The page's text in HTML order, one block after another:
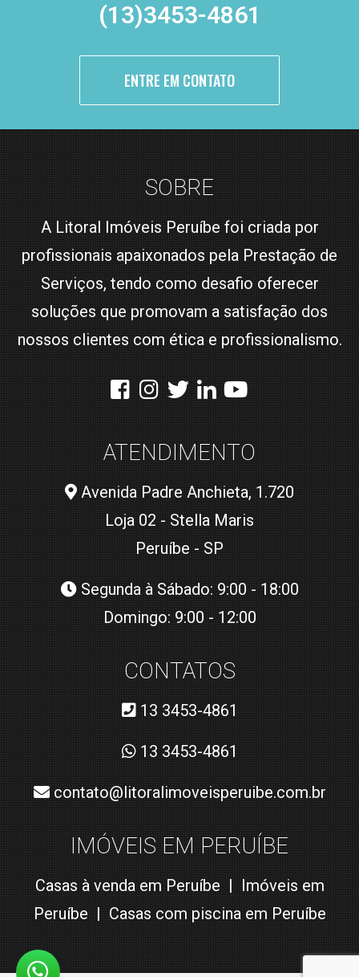
(13)3453-4861
ENTRE EM CONTATO
SOBRE
A Litoral Imóveis Peruíbe foi criada por
profissionais apaixonados pela Prestação de
Serviços, tendo como desafio oferecer
soluções que promovam a satisfação dos
nossos clientes com ética e profissionalismo.
ATENDIMENTO
Avenida Padre Anchieta, 1.720
Loja 02 - Stella Maris
Peruíbe - SP
Segunda à Sábado: 9:00 - 18:00
Domingo: 9:00 - 12:00
CONTATOS
13 3453-4861
13 3453-4861
contato@litoralimoveisperuibe.com.br
IMÓVEIS EM PERUÍBE
Casas à venda em Peruíbe | Imóveis em
Peruíbe | Casas com piscina em Peruíbe